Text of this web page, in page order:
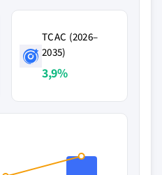
TCAC (2026–
2035)
3,9%